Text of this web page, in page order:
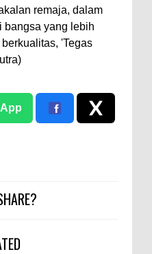
remaja, dalam
bangsa yang lebih
'Tegas